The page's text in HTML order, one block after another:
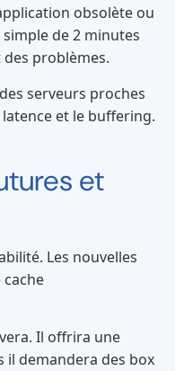
obsolète ou
de 2 minutes
problèmes.
serveurs proches
et le buffering.
et
Les nouvelles
Il offrira une
il demandera des box